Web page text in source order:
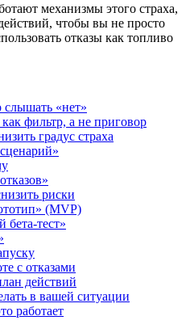
механизмы этого страха,
чтобы вы не просто
отказы как топливо
«нет»
фильтр, а не приговор
градус страха
риски
(MVP)
тест»
с отказами
действий
в вашей ситуации
работает